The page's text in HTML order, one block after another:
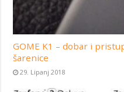
GOME K1 – dobar i
šarenice
29. Lipanj 2018